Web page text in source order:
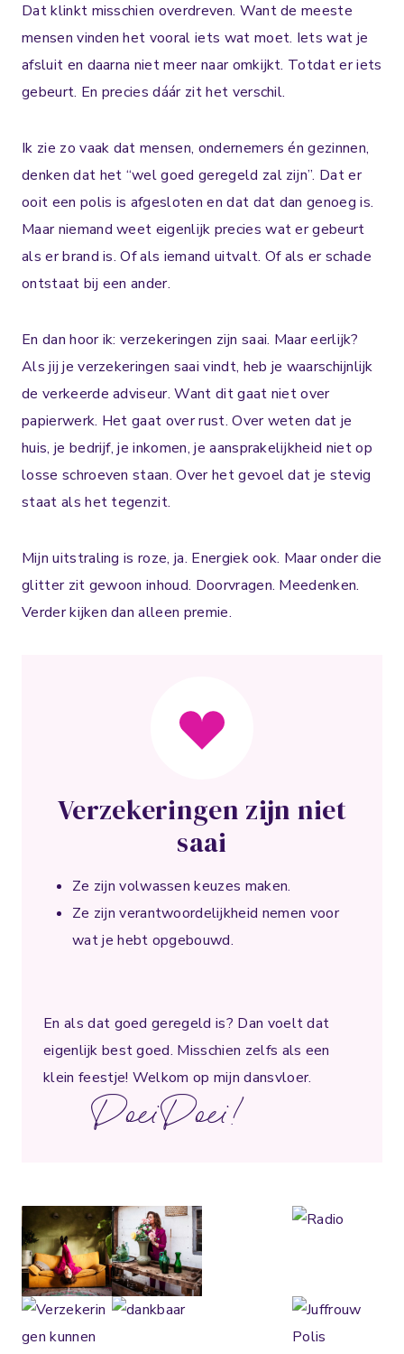
Dat klinkt misschien overdreven. Want de meeste
mensen vinden het vooral iets wat moet. Iets wat je
afsluit en daarna niet meer naar omkijkt. Totdat er iets
gebeurt. En precies dáár zit het verschil.
Ik zie zo vaak dat mensen, ondernemers én gezinnen,
denken dat het “wel goed geregeld zal zijn”. Dat er
ooit een polis is afgesloten en dat dat dan genoeg is.
Maar niemand weet eigenlijk precies wat er gebeurt
als er brand is. Of als iemand uitvalt. Of als er schade
ontstaat bij een ander.
En dan hoor ik: verzekeringen zijn saai. Maar eerlijk?
Als jij je verzekeringen saai vindt, heb je waarschijnlijk
de verkeerde adviseur. Want dit gaat niet over
papierwerk. Het gaat over rust. Over weten dat je
huis, je bedrijf, je inkomen, je aansprakelijkheid niet op
losse schroeven staan. Over het gevoel dat je stevig
staat als het tegenzit.
Mijn uitstraling is roze, ja. Energiek ook. Maar onder die
glitter zit gewoon inhoud. Doorvragen. Meedenken.
Verder kijken dan alleen premie.
Verzekeringen zijn niet
saai
Ze zijn volwassen keuzes maken.
Ze zijn verantwoordelijkheid nemen voor
wat je hebt opgebouwd.
En als dat goed geregeld is? Dan voelt dat
eigenlijk best goed. Misschien zelfs als een
klein feestje! Welkom op mijn dansvloer.
DoeiDoei!